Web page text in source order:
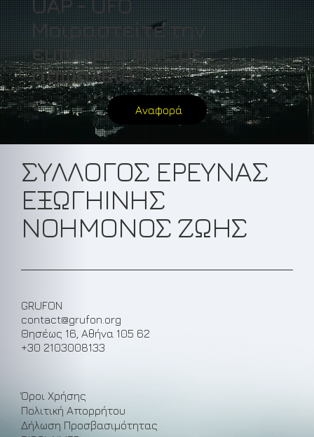
Μοιραστείτε την
εμπειρία σας με
ασφάλεια
Αναφορά
ΣΥΛΛΟΓΟΣ ΕΡΕΥΝΑΣ
ΕΞΩΓΗΙΝΗΣ
ΝΟΗΜΟΝΟΣ ΖΩΗΣ
Όροι Χρήσης
Πολιτική Απορρήτου
Δήλωση Προσβασιμότητας
GRUFON
contact@grufon.org
Θησέως 16, Αθήνα 105 62
+30 2103008133